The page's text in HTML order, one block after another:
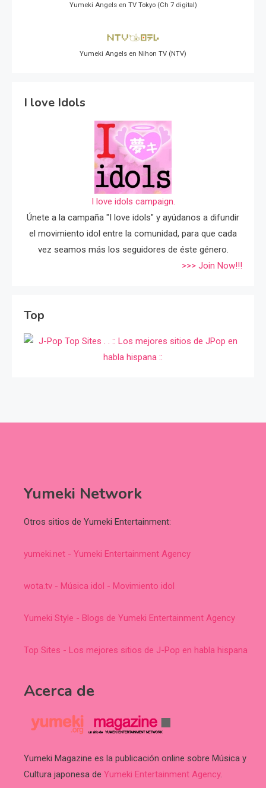
Yumeki Angels en TV Tokyo (Ch 7 digital)
Yumeki Angels en Nihon TV (NTV)
I love Idols
I love idols campaign.
Únete a la campaña "I love idols" y ayúdanos a difundir
el movimiento idol entre la comunidad, para que cada
vez seamos más los seguidores de éste género.
>>> Join Now!!!
Top
Yumeki Network
Otros sitios de Yumeki Entertainment:
yumeki.net - Yumeki Entertainment Agency
wota.tv - Música idol - Movimiento idol
Yumeki Style - Blogs de Yumeki Entertainment Agency
Top Sites - Los mejores sitios de J-Pop en habla hispana
Acerca de
Yumeki Magazine es la publicación online sobre Música y
Cultura japonesa de Yumeki Entertainment Agency.